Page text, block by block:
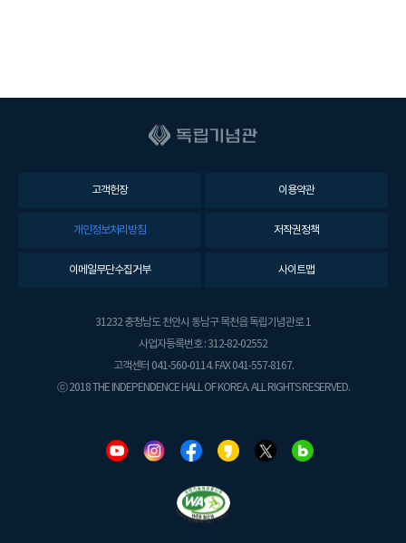
고객헌장 이용약관
개인정보처리방침 저작권정책
이메일무단수집거부 사이트맵
31232 충청남도 천안시 동남구 목천읍 독립기념관로 1
사업자등록번호 : 312-82-02552
고객센터 041-560-0114. FAX 041-557-8167.
ⓒ 2018 THE INDEPENDENCE HALL OF KOREA. ALL RIGHTS RESERVED.